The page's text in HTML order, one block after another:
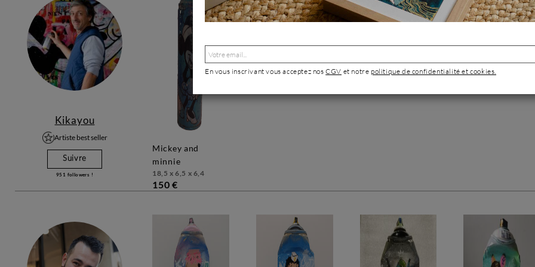
Kikayou
Artiste best seller
Suivre
951 followers !
mickey and
minnie
18,5 x 6,5 x 6,4
150 €
Voir toutes les
En vous inscrivant vous acceptez nosCGV et notre politique de confidentialité et cookies.